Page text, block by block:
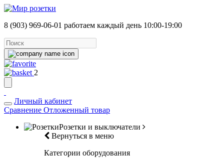
8 (903) 969-06-01 работаем каждый день 10:00-19:00
2
Личный кабинет
Сравнение Отложенный товар
Розетки и выключатели
Вернуться в меню
Категории оборудования